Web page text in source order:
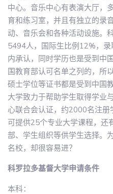
中心。音乐中心有表演大厅，
育和练习室，并且有独立的录
动、音乐会和各种活动设施。
5494人，国际生比例12%，
内承认，同时学历也是受到中
国教育部认可名单之列的，所
硕士学位等证书都是受到中国
大学致力于帮助学生取得学业
心联合会认证，约2000名注
可提供25个专业大学课程，还
部、学生组织等供学生选择。
名校，却很容易进？
科罗拉多基督大学申请条件
本科：